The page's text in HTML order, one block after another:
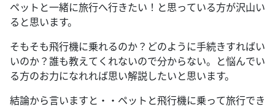
ペットと一緒に旅行へ行きたい！と思っている方が沢山い
ると思います。
そもそも飛行機に乗れるのか？どのように手続きすればい
いのか？誰も教えてくれないので分からない。と悩んでい
る方のお力になれれば思い解説したいと思います。
結論から言いますと・・ペットと飛行機に乗って旅行でき